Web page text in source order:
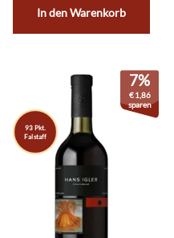
In den Warenkorb
93 Pkt.
Falstaff
7%
€1,86
sparen